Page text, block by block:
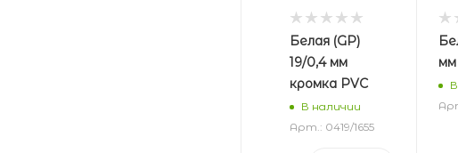
Белая (GP)
19/0,4 мм
кромка PVC
В наличии
Арт.: 0419/1655
мм